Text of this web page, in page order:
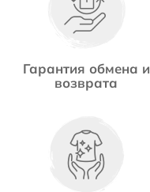
Гарантия обмена и
возврата